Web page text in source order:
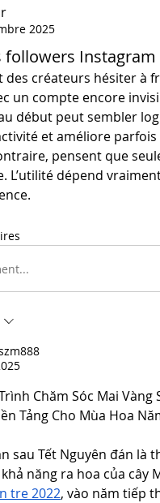
2025
followers
des créateurs hésiter à
un compte encore
début peut sembler
et améliore
pensent que
L’utilité dépend
Chăm Sóc Mai
Tảng Cho Mùa Hoa
sau Tết Nguyên đán là
năng ra hoa của cây
tre 2022, vào năm tiếp